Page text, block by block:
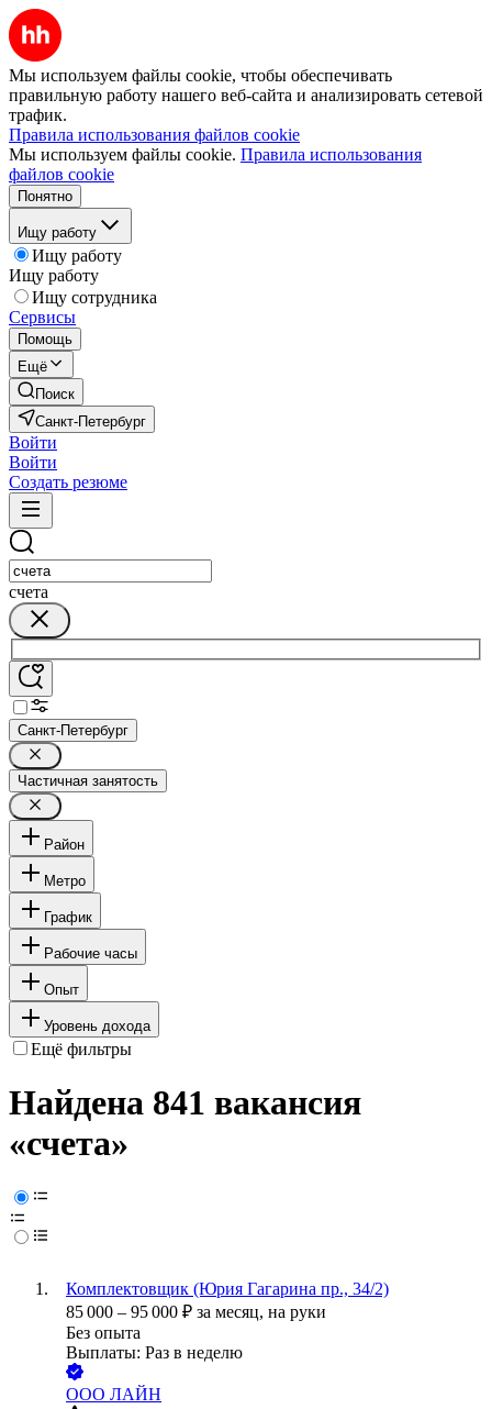
Мы используем файлы cookie, чтобы обеспечивать
правильную работу нашего веб-сайта и анализировать сетевой
трафик.
Правила использования файлов cookie
Мы используем файлы cookie. Правила использования
файлов cookie
Понятно
Ищу работу
Ищу работу
Ищу работу
Ищу сотрудника
Сервисы
Помощь
Ещё
Поиск
Санкт-Петербург
Войти
Войти
Создать резюме
счета
Санкт-Петербург
Частичная занятость
Район
Метро
График
Рабочие часы
Опыт
Уровень дохода
Ещё фильтры
Найдена 841 вакансия
«счета»
Комплектовщик (Юрия Гагарина пр., 34/2)
85 000 – 95 000 ₽ за месяц, на руки
Без опыта
Выплаты: Раз в неделю
ООО ЛАЙН